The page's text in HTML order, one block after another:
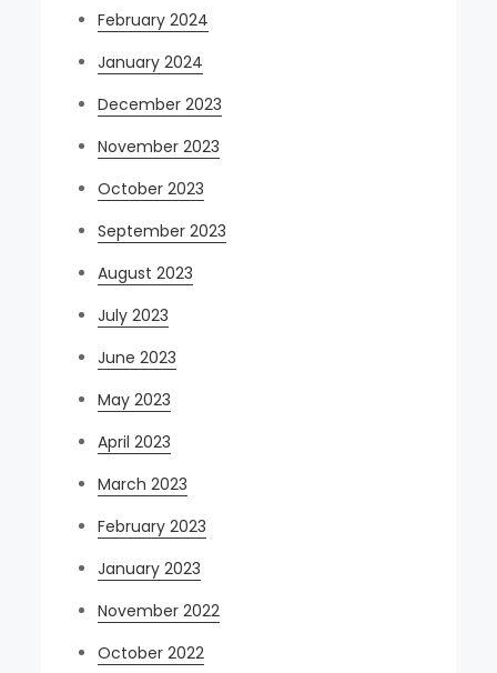
February 2024
January 2024
December 2023
November 2023
October 2023
September 2023
August 2023
July 2023
June 2023
May 2023
April 2023
March 2023
February 2023
January 2023
November 2022
October 2022